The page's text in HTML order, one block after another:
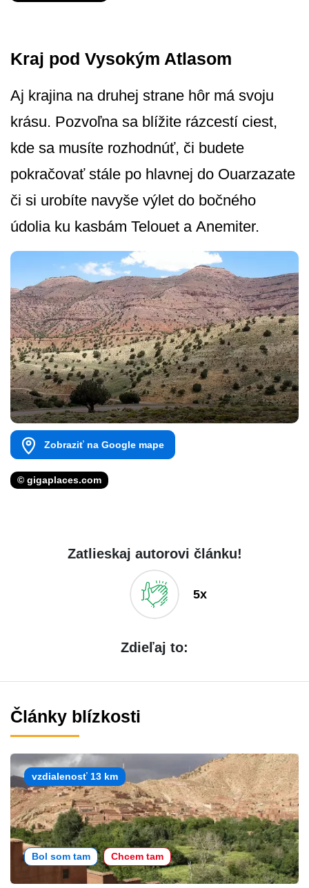
Kraj pod Vysokým Atlasom
Aj krajina na druhej strane hôr má svoju
krásu. Pozvoľna sa blížite rázcestí ciest,
kde sa musíte rozhodnúť, či budete
pokračovať stále po hlavnej do Ouarzazate
či si urobíte navyše výlet do bočného
údolia ku kasbám Telouet a Anemiter.
Zobraziť na Google mape
© gigaplaces.com
Zatlieskaj autorovi článku!
5x
Zdieľaj to:
Články blízkosti
vzdialenosť 13 km
Bol som tam Chcem tam